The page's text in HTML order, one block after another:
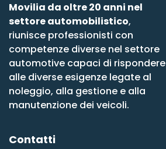
Movilia da oltre 20 anni nel
settore automobilistico,
riunisce professionisti con
competenze diverse nel settore
automotive capaci di rispondere
alle diverse esigenze legate al
noleggio, alla gestione e alla
manutenzione dei veicoli.
Contatti